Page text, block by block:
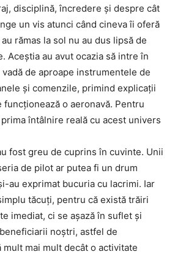
disciplină, încredere și despre cât
un vis atunci când cineva îi oferă
rămas la sol nu au dus lipsă de
Aceștia au avut ocazia să intre în
de aproape instrumentele de
și comenzile, primind explicații
o aeronavă. Pentru
întâlnire reală cu acest univers
fost greu de cuprins în cuvinte. Unii
de pilot ar putea fi un drum
au exprimat bucuria cu lacrimi. Iar
tăcuți, pentru că există trăiri
imediat, ci se așază în suflet și
noștri, astfel de
mai mult decât o activitate